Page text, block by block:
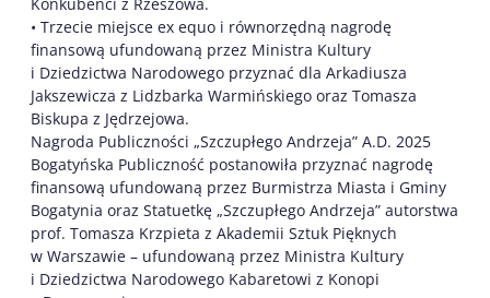
Konkubenci z Rzeszowa.
• Trzecie miejsce ex equo i równorzędną nagrodę
finansową ufundowaną przez Ministra Kultury
i Dziedzictwa Narodowego przyznać dla Arkadiusza
Jakszewicza z Lidzbarka Warmińskiego oraz Tomasza
Biskupa z Jędrzejowa.
Nagroda Publiczności „Szczupłego Andrzeja” A.D. 2025
Bogatyńska Publiczność postanowiła przyznać nagrodę
finansową ufundowaną przez Burmistrza Miasta i Gminy
Bogatynia oraz Statuetkę „Szczupłego Andrzeja” autorstwa
prof. Tomasza Krzpieta z Akademii Sztuk Pięknych
w Warszawie – ufundowaną przez Ministra Kultury
i Dziedzictwa Narodowego Kabaretowi z Konopi